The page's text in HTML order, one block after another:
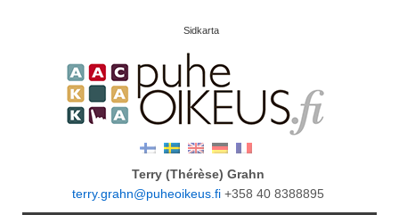
Sidkarta
Terry (Thérèse) Grahn
terry.grahn@puheoikeus.fi +358 40 8388895